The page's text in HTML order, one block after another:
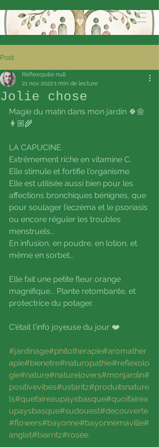
Post
Jolie chose
Réflexojulie null
21 nov. 20221 min de lecture
Magie du matin dans mon jardin 🍀🌼
👩🏼‍🌾
LA CAPUCINE.
Extrêmement riche en vitamine C.
Elle stimule et fortifie l'organisme.
Elle est utilisée aussi bien pour les
affections bronchiques bénignes, que
pour soulager l'eczéma et le psoriasis
ou encore réguler les troubles
menstruels...
En infusion, en poudre, en lotion, et
même en sorbet...
Elle fait une petite fleur orange
magnifique... Plante retombante, et
protectrice du potager.
C'était l'info joyeuse du jour ❤️
#jardinage#phitotherapie#aromather
apie#bienetre#naturopathie#reflexolo
gie#nature#naturelovers#monjardin#
positivevibes#ustaritz#produitsnature
ls#quefaireaupaysbasque#quoifairea
upaysbasque#sudouest#decouverte
#flowers#bayonne#bayonnemaville#
anglet#biarritz#rosée